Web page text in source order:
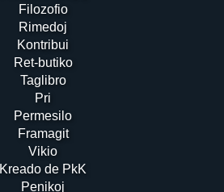
Filozofio
Rimedoj
Kontribui
Ret-butiko
Taglibro
Pri
Permesilo
Framagit
Vikio
Kreado de PkK
Penikoj